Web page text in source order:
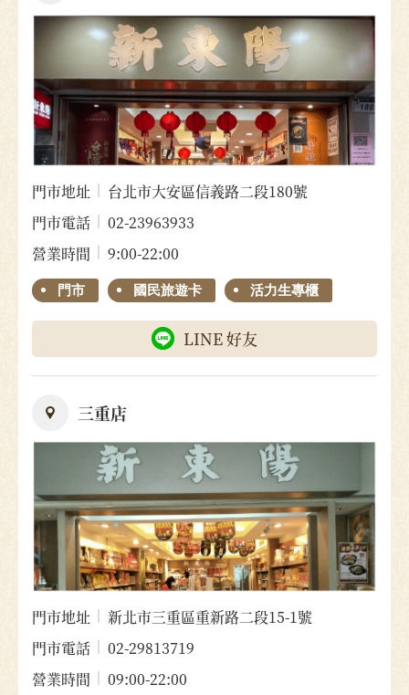
門市地址
台北市大安區信義路二段180號
門市電話
02-23963933
營業時間
9:00-22:00
門市 國民旅遊卡 活力生專櫃
LINE 好友
三重店
門市地址
新北市三重區重新路二段15-1號
門市電話
02-29813719
營業時間
09:00-22:00